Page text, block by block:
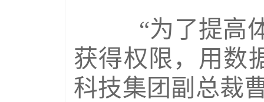
“为了提高体
获得权限，用数
科技集团副总裁